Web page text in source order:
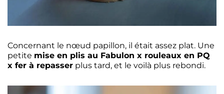
Concernant le nœud papillon, il était assez plat. Une
petite mise en plis au Fabulon x rouleaux en PQ
x fer à repasser plus tard, et le voilà plus rebondi.